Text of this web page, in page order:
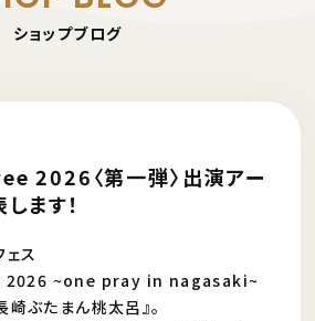
ショップブログ
2026〈第一弾〉出演アー
ます！
ス
2026 ~one pray in nagasaki~
たまん桃太呂』。